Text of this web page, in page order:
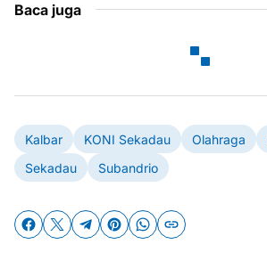
Baca juga
Kalbar KONI Sekadau Olahraga
Sekadau
Subandrio